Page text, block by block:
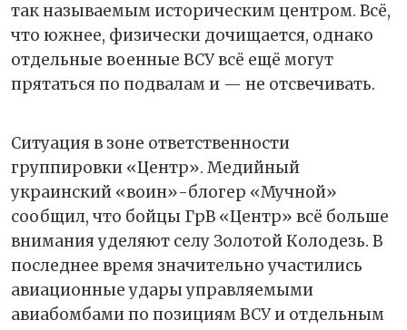
так называемым историческим центром. Всё,
что южнее, физически дочищается, однако
отдельные военные ВСУ всё ещё могут
прятаться по подвалам и — не отсвечивать.
Ситуация в зоне ответственности
группировки «Центр». Медийный
украинский «воин»-блогер «Мучной»
сообщил, что бойцы ГрВ «Центр» всё больше
внимания уделяют селу Золотой Колодезь. В
последнее время значительно участились
авиационные удары управляемыми
авиабомбами по позициям ВСУ и отдельным